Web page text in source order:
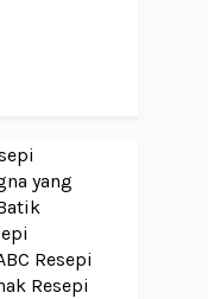
yang
Resepi
Resepi